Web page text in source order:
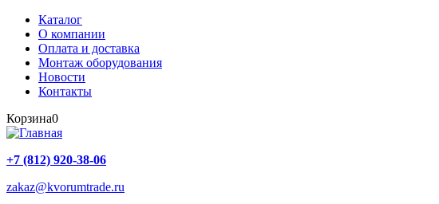
Каталог
О компании
Оплата и доставка
Монтаж оборудования
Новости
Контакты
Корзина0
+7 (812) 920-38-06
zakaz@kvorumtrade.ru